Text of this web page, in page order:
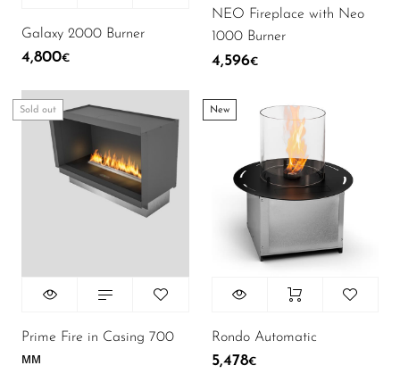
Послуги
Автоматичні біокаміни 66
Біокаміни для кухні
Аксесуари
В наявності 58
Galaxy 2000 Burner
4,800€
NEO Fireplace with Neo
1000 Burner
4,596€
Sold out
Prime Fire in Casing 700
мм
New
Rondo Automatic
5,478€